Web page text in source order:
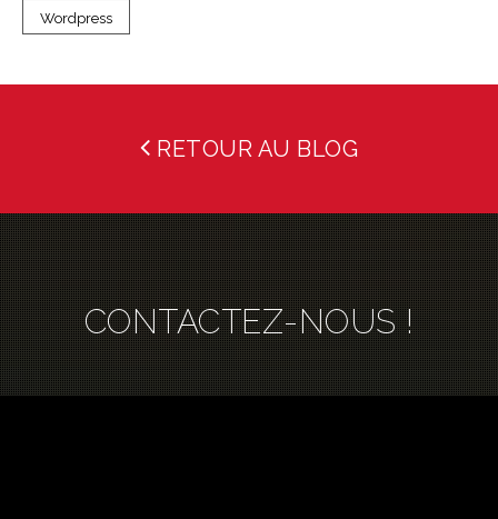
Wordpress
RETOUR AU BLOG
CONTACTEZ-NOUS !